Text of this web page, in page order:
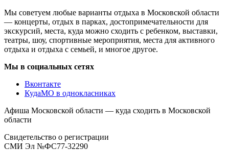
Мы советуем любые варианты отдыха в Московской области
— концерты, отдых в парках, достопримечательности для
экскурсий, места, куда можно сходить с ребенком, выставки,
театры, шоу, спортивные мероприятия, места для активного
отдыха и отдыха с семьей, и многое другое.
Мы в социальных сетях
Вконтакте
КудаМО в однокласниках
Афиша Московской области — куда сходить в Московской
области
Свидетельство о регистрации
СМИ Эл №ФС77-32290